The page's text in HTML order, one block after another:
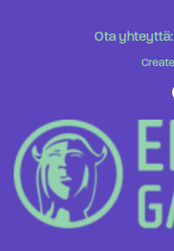
Ota yhteyttä: